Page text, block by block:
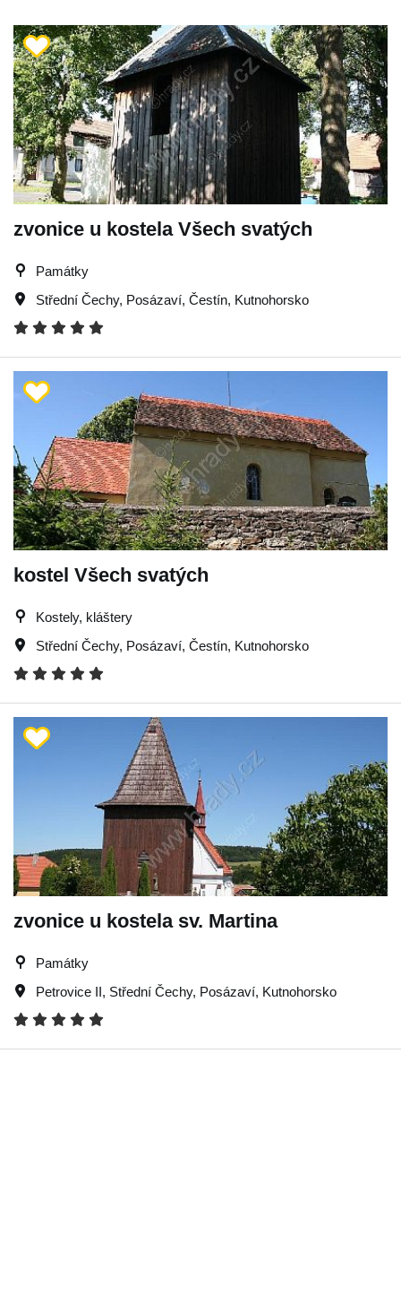
zvonice u kostela Všech svatých
Památky
Střední Čechy, Posázaví, Čestín, Kutnohorsko
kostel Všech svatých
Kostely, kláštery
Střední Čechy, Posázaví, Čestín, Kutnohorsko
zvonice u kostela sv. Martina
Památky
Petrovice II, Střední Čechy, Posázaví, Kutnohorsko